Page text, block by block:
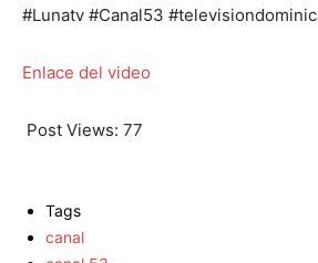
#Lunatv #Canal53
Enlace del video
Post Views: 77
Tags
canal